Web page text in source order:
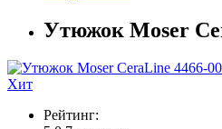
Утюжок Moser
Хит
Рейтинг: